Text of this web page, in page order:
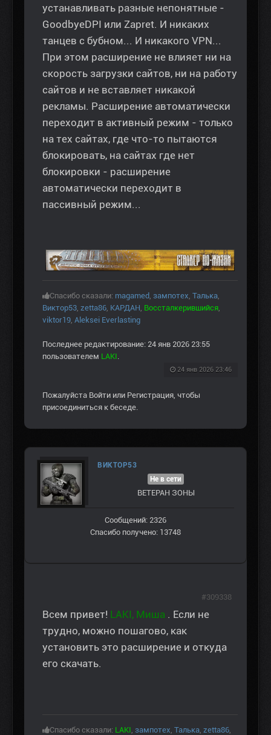
устанавливать разные непонятные -
GoodbyeDPI или Zapret. И никаких
танцев с бубном... И никакого VPN...
При этом расширение не влияет ни на
скорость загрузки сайтов, ни на работу
сайтов и не вставляет никакой
рекламы. Расширение автоматически
переходит в активный режим - только
на тех сайтах, где что-то пытаются
блокировать, на сайтах где нет
блокировки - расширение
автоматически переходит в
пассивный режим...
Спасибо сказали: magamed, зампотех, Талька,
Виктор53, zetta86, КАРДАН, Воссталкерившийся,
viktor19, Aleksei Everlasting
Последнее редактирование: 24 янв 2026 23:55
пользователем LAKI.
24 янв 2026 23:46
Пожалуйста Войти или Регистрация, чтобы
присоединиться к беседе.
ВИКТОР53
Не в сети
ВЕТЕРАН ЗOНЫ
Сообщений: 2326
Спасибо получено: 13748
Всем привет! LAKI, Миша . Если не
трудно, можно пошагово, как
установить это расширение и откуда
его скачать.
Спасибо сказали: LAKI, зампотех, Талька, zetta86,
#309338